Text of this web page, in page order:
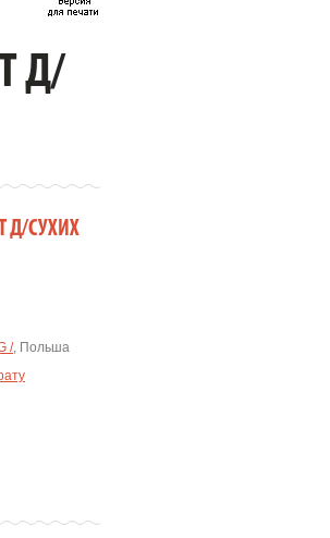
Д/
Д/СУХИХ
/, Польша